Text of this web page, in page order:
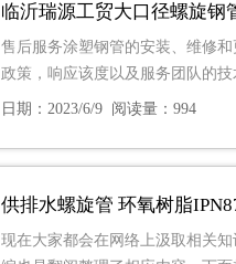
临沂瑞源工贸大口径螺旋钢
售后服务涂塑钢管的安装、维修
政策，响应该度以及服务团队的
日期：2023/6/9 阅读量：994
供排水螺旋管 环氧树脂
现在大家都会在网络上汲取相关